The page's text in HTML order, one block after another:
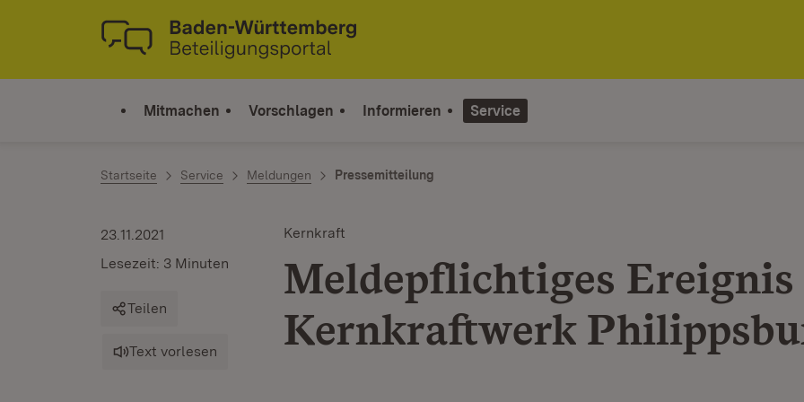
Zum Inhalt springen
Link zur Startseite
Mitmachen Vorschlagen Informieren Service
Startseite Service Meldungen Pressemitteilung
Kernkraft
Meldepflichtiges
Kernkraftwerk
23.11.2021
Lesezeit: 3 Minuten
Teilen
Text vorlesen